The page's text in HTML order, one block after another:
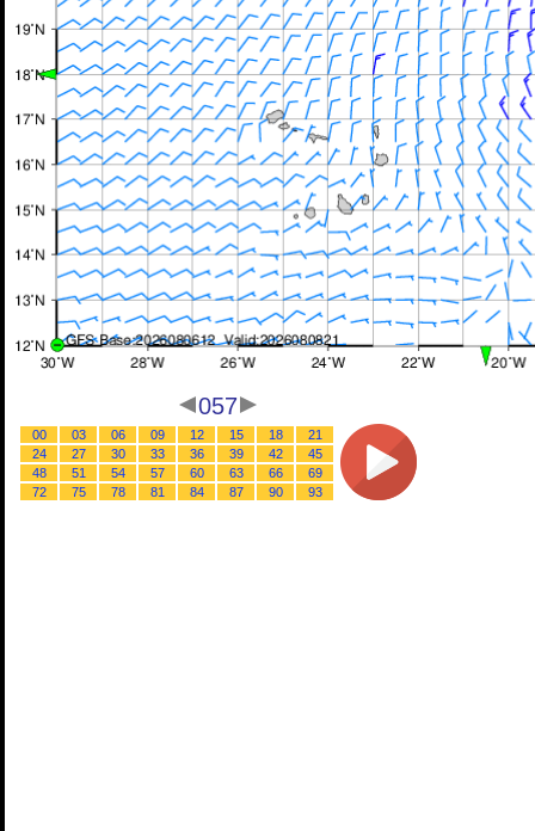
057
00 03 06 09 12 15 18
21
24
27 30 33 36 39 42
45
48
51 54 57 60 63 66
69
72
75 78 81 84 87 90 93